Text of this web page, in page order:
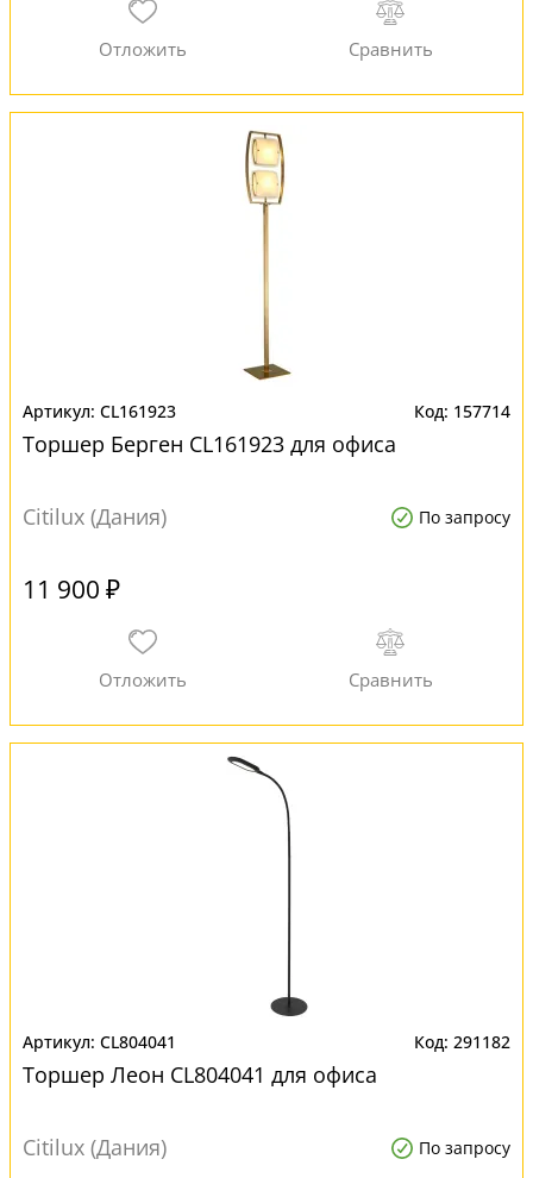
CL161923 157714
Торшер Берген CL161923 для офиса
Citilux (Дания) По запросу
11 900 ₽
CL804041 291182
Торшер Леон CL804041 для офиса
Citilux (Дания) По запросу